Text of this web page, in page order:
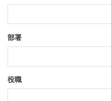
部署
役職